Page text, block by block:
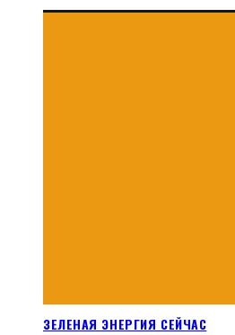
ЗЕЛЕНАЯ ЭНЕРГИЯ СЕЙЧАС